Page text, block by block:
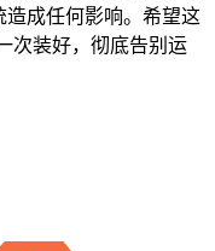
造成任何影响。希望这
次装好，彻底告别运